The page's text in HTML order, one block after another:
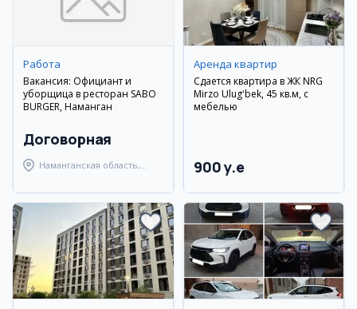
Работа
Вакансия: Официант и
уборщица в ресторан SABO
BURGER, Наманган
Договорная
Наманганская область,
Аренда квартир
Сдается квартира в ЖК NRG
Mirzo Ulugʻbek, 45 кв.м, с
мебелью
900 y.e